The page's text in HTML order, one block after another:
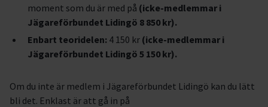
moment som du är med på (icke-medlemmar i
Jägareförbundet Lidingö 8 850 kr).
Enbart teoridelen: 4 150 kr (icke-medlemmar i
Jägareförbundet Lidingö 5 150 kr).
Om du inte är medlem i Jägareförbundet Lidingö kan du lätt
bli det. Enklast är att gå in på